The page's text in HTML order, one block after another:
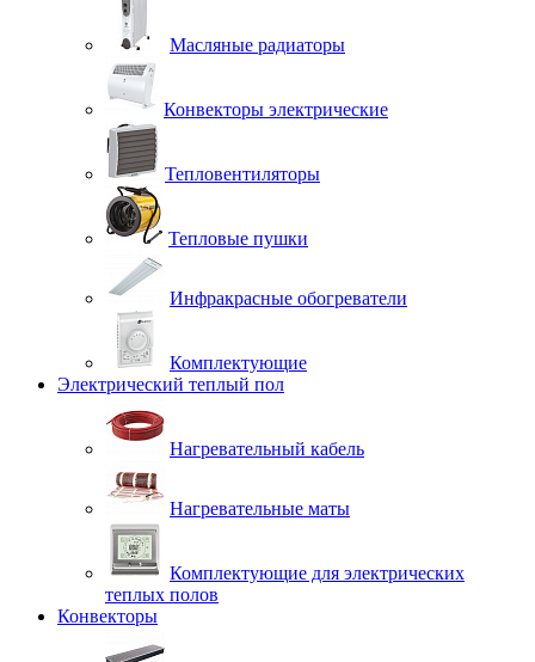
Масляные радиаторы
Конвекторы электрические
Тепловентиляторы
Тепловые пушки
Инфракрасные обогреватели
Комплектующие
Электрический теплый пол
Нагревательный кабель
Нагревательные маты
Комплектующие для электрических
теплых полов
Конвекторы